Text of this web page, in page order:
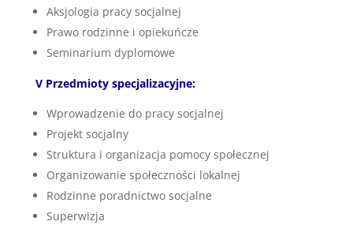
Aksjologia pracy socjalnej
Prawo rodzinne i opiekuńcze
Seminarium dyplomowe
V Przedmioty specjalizacyjne:
Wprowadzenie do pracy socjalnej
Projekt socjalny
Struktura i organizacja pomocy społecznej
Organizowanie społeczności lokalnej
Rodzinne poradnictwo socjalne
Superwizja